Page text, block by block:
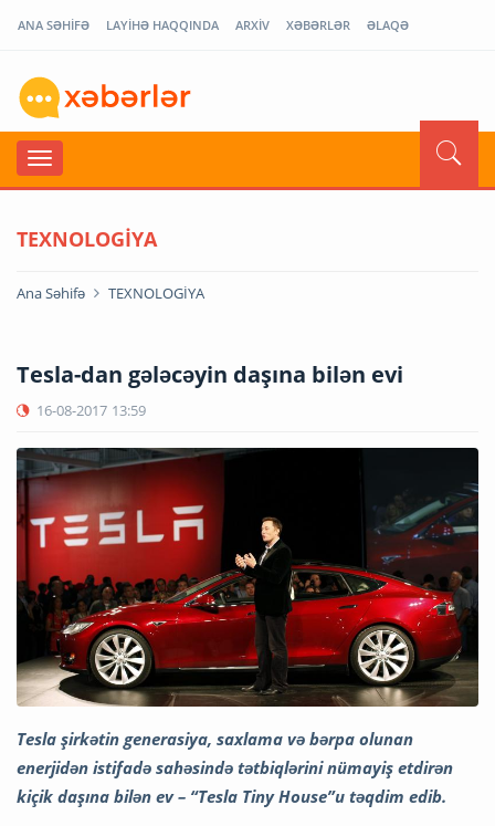
ANA SƏHİFƏ LAYİHƏ HAQQINDA ARXİV XƏBƏRLƏR ƏLAQƏ
TEXNOLOGİYA
Ana Səhifə TEXNOLOGİYA
Tesla-dan gələcəyin daşına bilən evi
16-08-2017 13:59
Tesla şirkətin generasiya, saxlama və bərpa olunan
enerjidən istifadə sahəsində tətbiqlərini nümayiş etdirən
kiçik daşına bilən ev – “Tesla Tiny House”u təqdim edib.